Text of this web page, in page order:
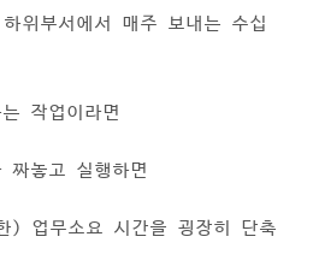
위부서에서 매주 보내는 수십
작업이라면
짜놓고 실행하면
) 업무소요 시간을 굉장히 단축